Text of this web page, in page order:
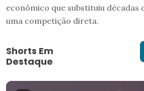
econômico que substituiu décadas
uma competição direta.
Shorts Em
Destaque